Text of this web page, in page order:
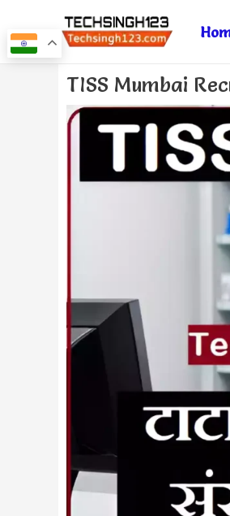
to
TISS Mumbai
Post
navigation